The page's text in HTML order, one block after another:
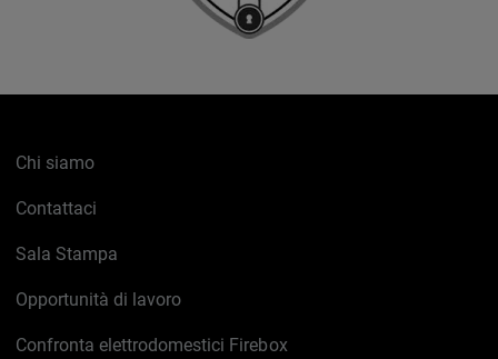
Chi siamo
Contattaci
Sala Stampa
Opportunità di lavoro
Confronta elettrodomestici Firebox